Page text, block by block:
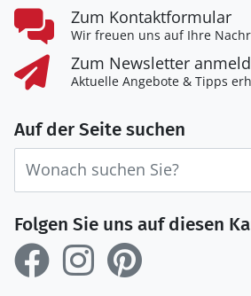
Zum Kontaktformular
Wir freuen uns auf Ihre
Zum Newsletter
Aktuelle Angebote & Tipps
Auf der Seite suchen
Folgen Sie uns auf diesen